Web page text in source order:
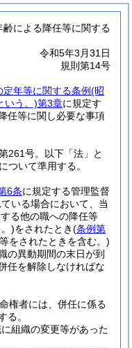
による降任等に関する
令和5年3月31日
規則第14号
定年等に関する条例(昭
いう。)第3章に規定す
任等に関し必要な事項
261号。以下「法」と
ついて準用する。
6条に規定する管理監督
いる場合において、当
る他の職への降任等
)をされたとき(条例第
をされたときを含む。)
の異動期間の末日が到
任を解除しなければな
権者には、併任に係る
る。
組織の変更等があった